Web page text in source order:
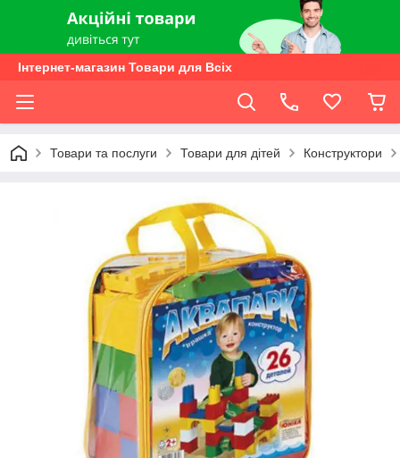
Інтернет-магазин Товари для Всіх
Товари та послуги Товари для дітей Конструктори